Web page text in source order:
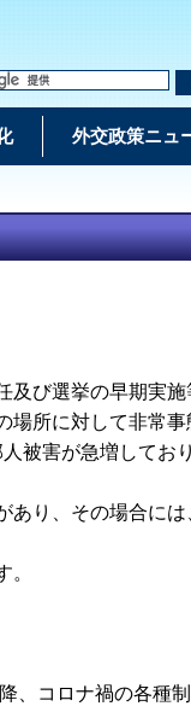
外交政策ニュ
及び選挙の早期実
所に対して非常
被害が急増してお
あり、その場合に
。
、コロナ禍の各種